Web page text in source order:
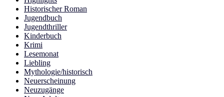
Historischer Roman
Jugendbuch
Jugendthriller
Kinderbuch
Krimi
Lesemonat
Liebling
Mythologie/historisch
Neuerscheinung
Neuzugänge